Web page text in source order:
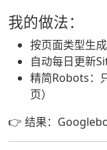
我的做法：
按页面类型生成
自动每日更新
精简Robots：
页）
👉 结果：